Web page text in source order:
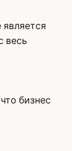
весь
бизнес